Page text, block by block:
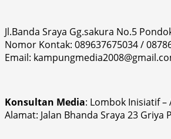
Jl.Banda Sraya Gg.sakura No.5
Nomor Kontak: 089637675034 /
Email:
Konsultan Media: Lombok Inisiatif
Alamat: Jalan Bhanda Sraya 23